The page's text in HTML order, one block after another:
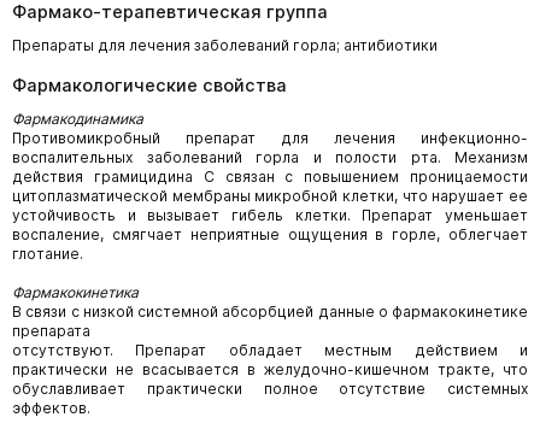
Фармако-терапевтическая группа
Препараты для лечения заболеваний горла; антибиотики
Фармакологические свойства
Фармакодинамика
Противомикробный препарат для лечения инфекционно-
воспалительных заболеваний горла и полости рта. Механизм
действия грамицидина С связан с повышением проницаемости
цитоплазматической мембраны микробной клетки, что нарушает ее
устойчивость и вызывает гибель клетки. Препарат уменьшает
воспаление, смягчает неприятные ощущения в горле, облегчает
глотание.
Фармакокинетика
В связи с низкой системной абсорбцией данные о фармакокинетике
препарата
отсутствуют. Препарат обладает местным действием и
практически не всасывается в желудочно-кишечном тракте, что
обуславливает практически полное отсутствие системных
эффектов.